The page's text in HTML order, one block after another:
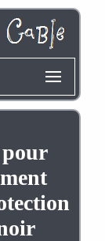
pour